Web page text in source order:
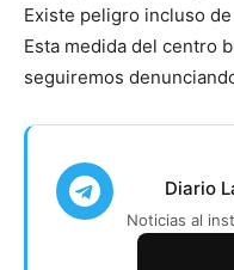
Existe peligro incluso
Esta medida del centro
seguiremos
Diario
Noticias al